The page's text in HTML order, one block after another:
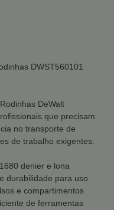
DWST560101
DeWalt
que precisam
no transporte de
de trabalho exigentes.
denier e lona
durabilidade para uso
e compartimentos
de ferramentas